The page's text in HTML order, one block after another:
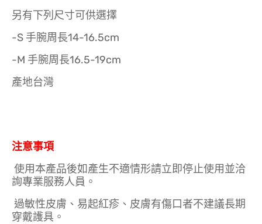
另有下列尺寸可供選擇
-S 手腕周長14-16.5cm
-M 手腕周長16.5-19cm
產地台灣
注意事項
使用本產品後如產生不適情形請立即停止使用並洽
詢專業服務人員。
過敏性皮膚、易起紅疹、皮膚有傷口者不建議長期
穿戴護具。